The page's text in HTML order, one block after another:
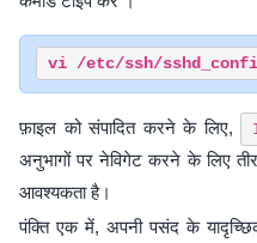
फ़ाइल को संपादित करने के लिए,
अनुभागों पर नेविगेट करने के लिए
आवश्यकता है।
पंक्ति एक में, अपनी पसंद के